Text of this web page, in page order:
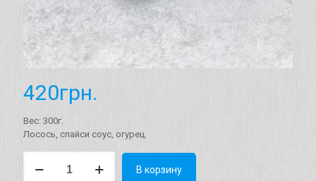
420грн.
Вес: 300г.
Лосось, спайси соус, огурец.
товара
В корзину